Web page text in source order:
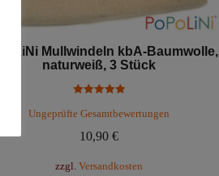
Mullwindeln kbA-Baumwolle,
naturweiß, 3 Stück
5.00
Ungeprüfte Gesamtbewertungen
10,90 €
zzgl. Versandkosten